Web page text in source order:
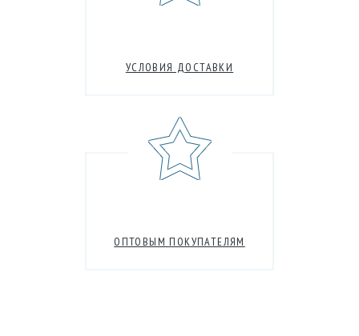
УСЛОВИЯ ДОСТАВКИ
ОПТОВЫМ ПОКУПАТЕЛЯМ